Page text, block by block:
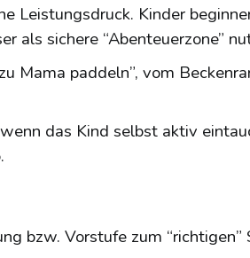
Leistungsdruck. Kinder
als sichere “Abenteuerzone”
Mama paddeln”, vom
das Kind selbst aktiv
bzw. Vorstufe zum “richtigen”